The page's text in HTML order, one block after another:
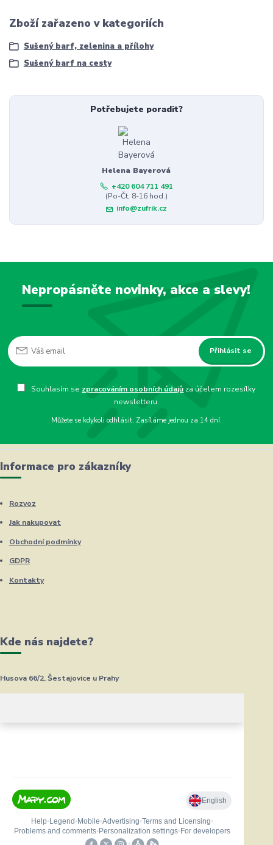
Zboží zařazeno v kategoriích
Sušený barf, zelenina a přílohy
Sušený barf na cesty
Potřebujete poradit?
Helena Bayerová
+420 604 711 491
(Po-Čt, 8-16 hod.)
info@zufrik.cz
Nepropásněte novinky, akce a slevy!
Přihlásit se
Souhlasím se zpracováním osobních údajů za účelem rozesílky
newsletteru.
Můžete se kdykoli odhlásit. Zasíláme jednou za 14 dní.
Informace pro zákazníky
Rozvoz
Jak nakupovat
Obchodní podmínky
GDPR
Kontakty
Kde nás najdete?
Husova 66/2, Šestajovice u Prahy